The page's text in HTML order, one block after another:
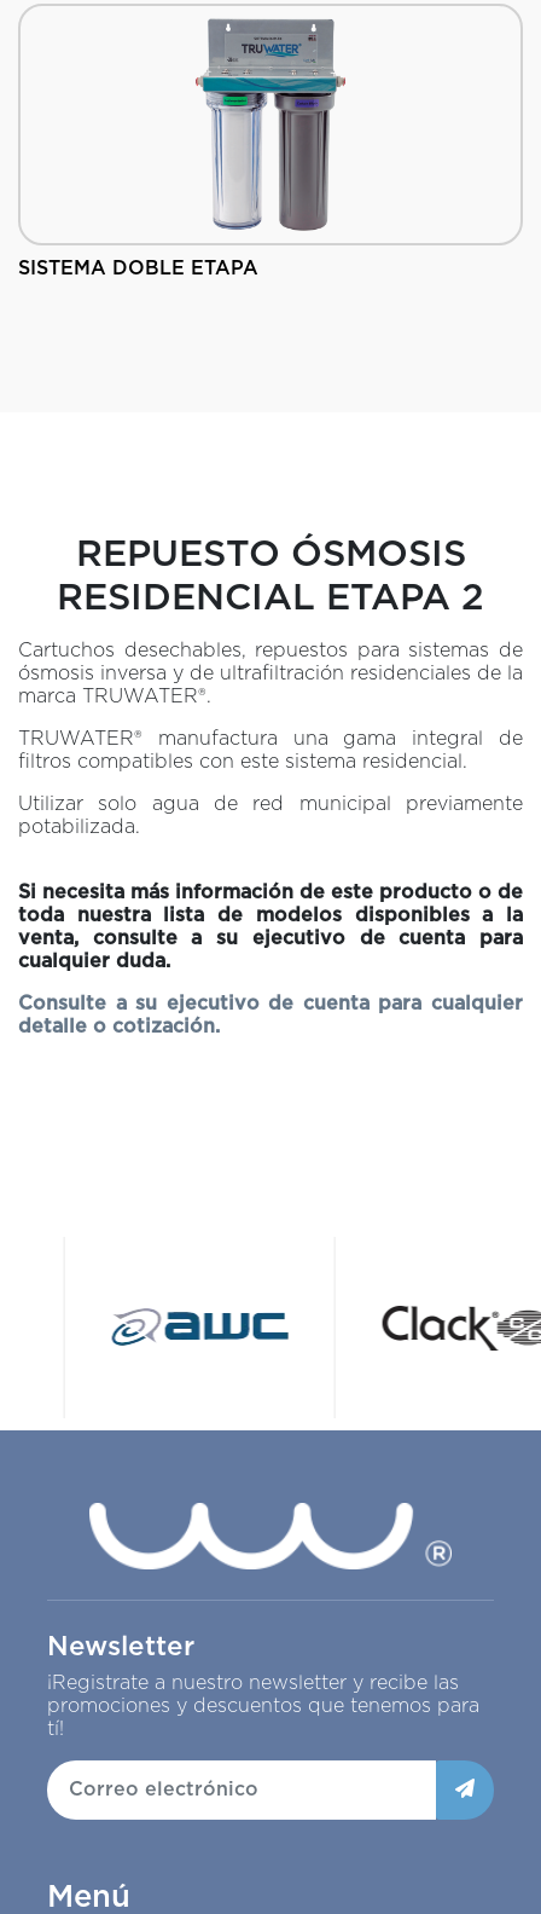
SISTEMA DOBLE ETAPA
REPUESTO ÓSMOSIS
RESIDENCIAL ETAPA 2
Cartuchos desechables, repuestos para sistemas de
ósmosis inversa y de ultrafiltración residenciales de la
marca TRUWATER®.
TRUWATER® manufactura una gama integral de
filtros compatibles con este sistema residencial.
Utilizar solo agua de red municipal previamente
potabilizada.
Si necesita más información de este producto o de
toda nuestra lista de modelos disponibles a la
venta, consulte a su ejecutivo de cuenta para
cualquier duda.
Consulte a su ejecutivo de cuenta para cualquier
detalle o cotización.
Newsletter
¡Registrate a nuestro newsletter y recibe las
promociones y descuentos que tenemos para
tí!
Menú